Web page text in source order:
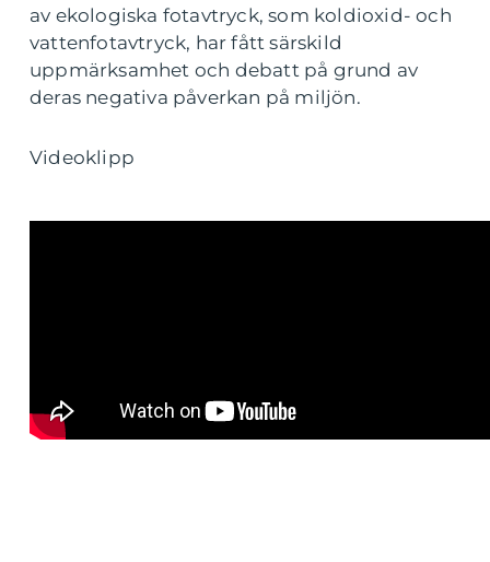
av ekologiska fotavtryck, som koldioxid- och
vattenfotavtryck, har fått särskild
uppmärksamhet och debatt på grund av
deras negativa påverkan på miljön.
Videoklipp